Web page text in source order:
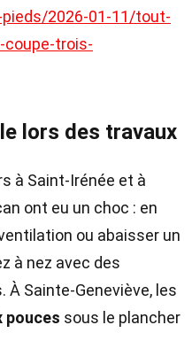
2026-01-11/tout-
coupe-trois-
lors des travaux
à Saint-Irénée et à
ont eu un choc : en
ou abaisser un
à nez avec des
Sainte-Geneviève, les
pouces sous le plancher